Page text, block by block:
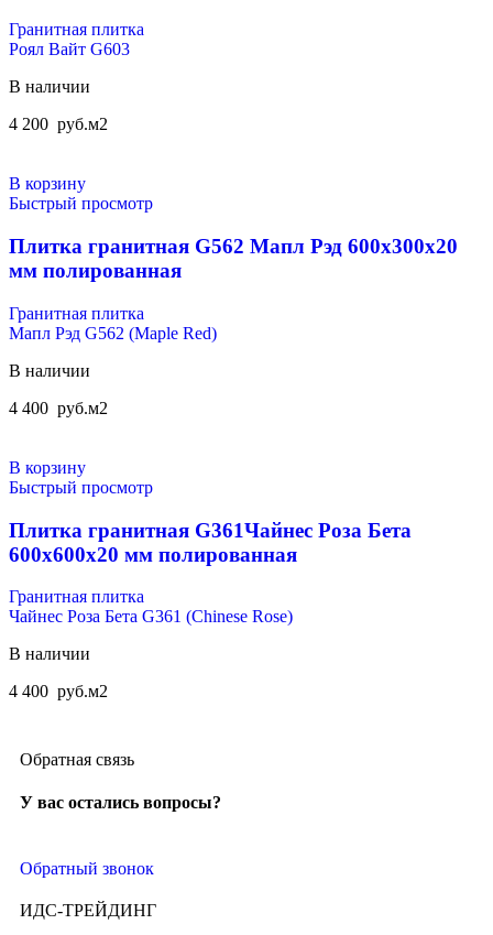
Гранитная плитка
Роял Вайт G603
В наличии
4 200 руб.м2
В корзину
Быстрый просмотр
Плитка гранитная G562 Мапл Рэд 600x300x20
мм полированная
Гранитная плитка
Мапл Рэд G562 (Maple Red)
В наличии
4 400 руб.м2
В корзину
Быстрый просмотр
Плитка гранитная G361Чайнес Роза Бета
600x600x20 мм полированная
Гранитная плитка
Чайнес Роза Бета G361 (Chinese Rose)
В наличии
4 400 руб.м2
Обратная связь
У вас остались вопросы?
Обратный звонок
ИДС-ТРЕЙДИНГ